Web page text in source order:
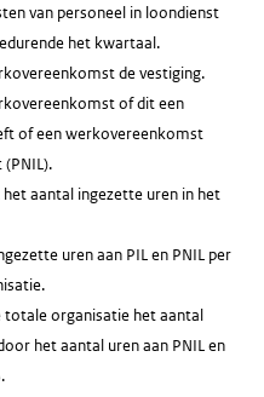
van personeel in loondienst
het kwartaal.
de vestiging.
of dit een
of een werkovereenkomst
aantal ingezette uren in het
uren aan PIL en PNIL per
totale organisatie het aantal
het aantal uren aan PNIL en